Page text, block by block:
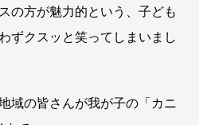
の方が魅力的という、子ども
ずクスッと笑ってしまいまし
域の皆さんが我が子の「カニ